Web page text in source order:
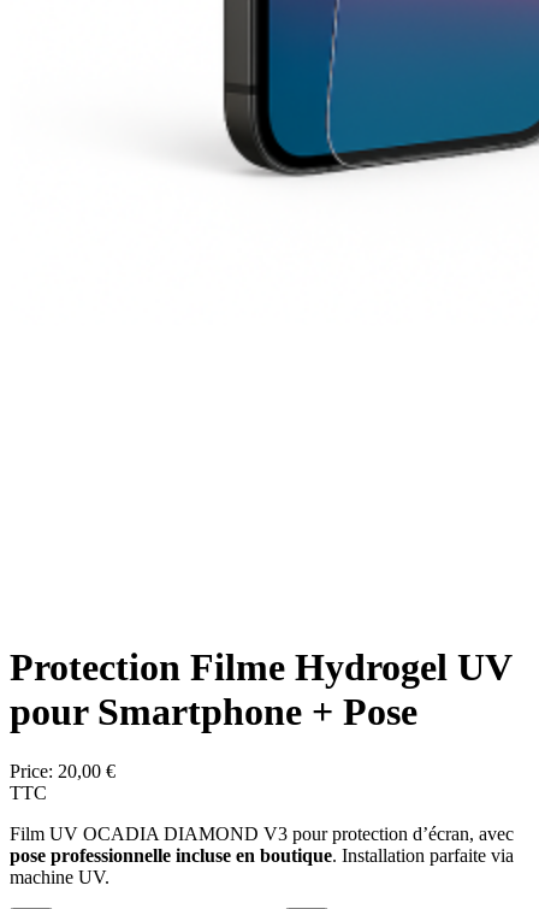
Protection Filme Hydrogel UV
pour Smartphone + Pose
Price: 20,00 €
TTC
pose professionnelle incluse en boutique. Installation parfaite via
machine UV.